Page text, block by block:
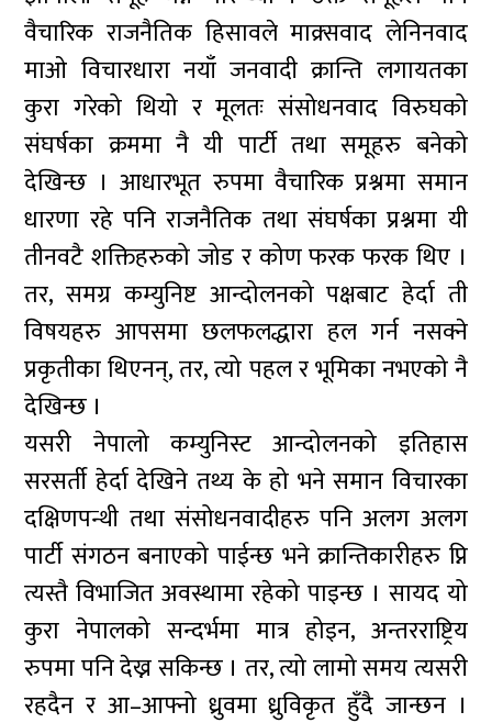
वैचारिक राजनैतिक हिसावले माक्र्सवाद लेनिनवाद
माओ विचारधारा नयाँ जनवादी क्रान्ति लगायतका
कुरा गरेको थियो र मूलतः संसोधनवाद विरुघको
संघर्षका क्रममा नै यी पार्टी तथा समूहरु बनेको
देखिन्छ । आधारभूत रुपमा वैचारिक प्रश्नमा समान
धारणा रहे पनि राजनैतिक तथा संघर्षका प्रश्नमा यी
तीनवटै शक्तिहरुको जोड र कोण फरक फरक थिए ।
तर, समग्र कम्युनिष्ट आन्दोलनको पक्षबाट हेर्दा ती
विषयहरु आपसमा छलफलद्धारा हल गर्न नसक्ने
प्रकृतीका थिएनन्, तर, त्यो पहल र भूमिका नभएको नै
देखिन्छ ।
यसरी नेपालो कम्युनिस्ट आन्दोलनको इतिहास
सरसर्ती हेर्दा देखिने तथ्य के हो भने समान विचारका
दक्षिणपन्थी तथा संसोधनवादीहरु पनि अलग अलग
पार्टी संगठन बनाएको पाईन्छ भने क्रान्तिकारीहरु प्नि
त्यस्तै विभाजित अवस्थामा रहेको पाइन्छ । सायद यो
कुरा नेपालको सन्दर्भमा मात्र होइन, अन्तरराष्ट्रिय
रुपमा पनि देख्न सकिन्छ । तर, त्यो लामो समय त्यसरी
रहदैन र आ–आफ्नो ध्रुवमा ध्रुविकृत हुँदै जान्छन ।